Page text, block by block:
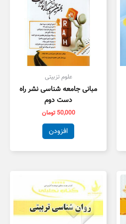
علوم تزبیتی
مبانی جامعه شناسی نشر راه
دست دوم
50,000 تومان
افزودن